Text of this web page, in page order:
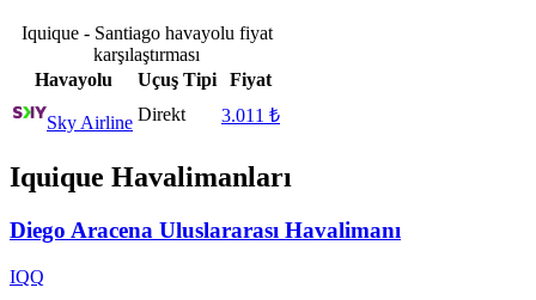
Iquique - Santiago havayolu fiyat
karşılaştırması
Havayolu
Uçuş Tipi Fiyat
Sky Airline Direkt 3.011 ₺
Iquique Havalimanları
Diego Aracena Uluslararası Havalimanı
IQQ